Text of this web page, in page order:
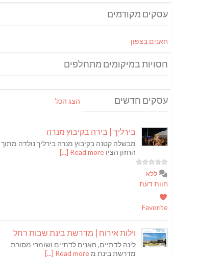
עסקים מקודמים
חאנים בצפון
חסויות במיקומים מתחלפים
עסקים חדשים הצג הכל
בירליך | בירה בקיבוץ מנרה
מבשלה קטנה בקיבוץ מנרה בירליך נולדה מתוך
החזון הציו Read more [...]
ללא
חוות דעת
Favorite
וילות אירוח | מדרשת בינת שבות רחל
לינה לדתיים, חאנים לדתיים ושומרי מסורת
מדרשת בינת מRead more [...]